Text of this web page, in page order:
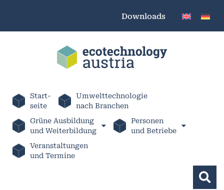
Downloads
Start-
seite
Umwelttechnologie
nach Branchen
Grüne Ausbildung
und Weiterbildung
Personen
und Betriebe
Veranstaltungen
und Termine